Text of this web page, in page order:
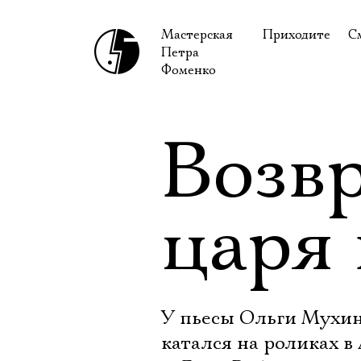
Мастерская
Петра
Фоменко
Приходите
Правила
Как добраться
царя
У пьесы Ольги
катался на роликах